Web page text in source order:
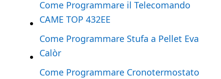
Come Programmare il Telecomando
CAME TOP 432EE
Come Programmare Stufa a Pellet Eva
Calòr​
Come Programmare Cronotermostato